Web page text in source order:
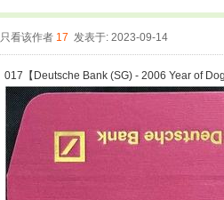
只看该作者 17 发表于: 2023-09-14
017【Deutsche Bank (SG) - 2006 Year of